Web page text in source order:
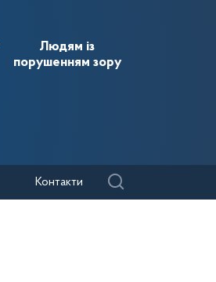
Людям із
порушенням зору
Контакти